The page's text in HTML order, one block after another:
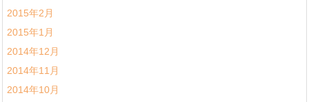
2015年2月
2015年1月
2014年12月
2014年11月
2014年10月